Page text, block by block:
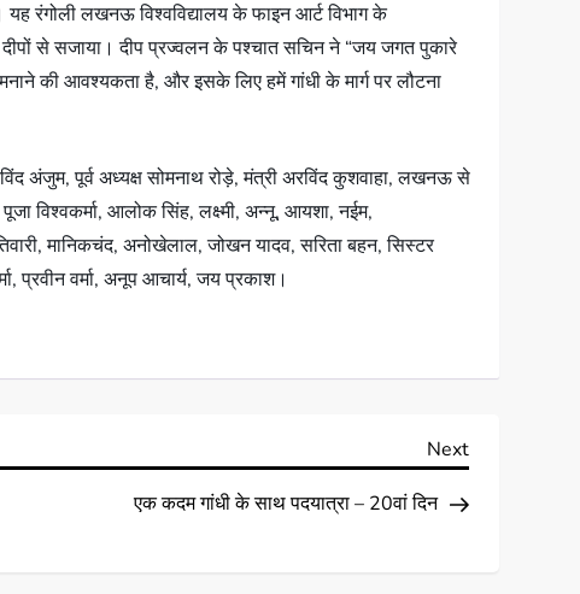
यह रंगोली लखनऊ विश्वविद्यालय के फाइन आर्ट विभाग के
दीपों से सजाया। दीप प्रज्वलन के पश्चात सचिन ने “जय जगत पुकारे
की आवश्यकता है, और इसके लिए हमें गांधी के मार्ग पर लौटना
अंजुम, पूर्व अध्यक्ष सोमनाथ रोड़े, मंत्री अरविंद कुशवाहा, लखनऊ से
पूजा विश्वकर्मा, आलोक सिंह, लक्ष्मी, अन्नू, आयशा, नईम,
मानिकचंद, अनोखेलाल, जोखन यादव, सरिता बहन, सिस्टर
प्रवीन वर्मा, अनूप आचार्य, जय प्रकाश।
Next
एक कदम गांधी के साथ पदयात्रा – 20वां दिन